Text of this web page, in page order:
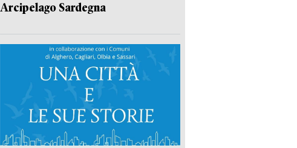
Arcipelago Sardegna